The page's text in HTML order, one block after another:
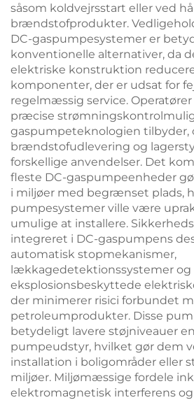
såsom koldvejrsstart eller ved
brændstofprodukter.
DC-gaspumpesystemer er
konventionelle alternativer, da
elektriske konstruktion
komponenter, der er udsat for
regelmæssig service.
præcise
gaspumpeteknologien tilbyder,
brændstofudlevering og
forskellige anvendelser. Det
fleste DC-gaspumpeenheder
i miljøer med begrænset plads,
pumpesystemer ville være
umulige at installere.
integreret i DC-gaspumpens
automatisk stopmekanismer,
lækkagedetektionssystemer og
eksplosionsbeskyttede
der minimerer risici forbundet
petroleumprodukter. Disse
betydeligt lavere støjniveauer
pumpeudstyr, hvilket gør dem
installation i boligområder eller
miljøer. Miljømæssige fordele
elektromagnetisk interferens